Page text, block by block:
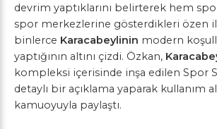
devrim yaptıklarını belirterek hem
spor merkezlerine gösterdikleri özen
binlerce Karacabeylinin modern
yaptığının altını çizdi. Özkan,
kompleksi içerisinde inşa edilen Spor
detaylı bir açıklama yaparak kullanım
kamuoyuyla paylaştı.